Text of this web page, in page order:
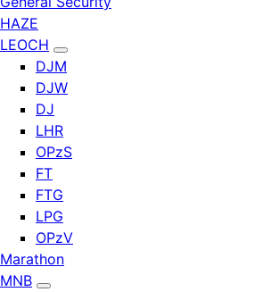
HAZE
LEOCH
DJM
DJW
DJ
LHR
OPzS
FT
FTG
LPG
OPzV
Marathon
MNB